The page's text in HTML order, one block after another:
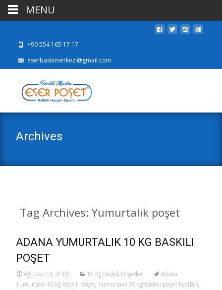
+90 554 165 17 17
eserbaskimerkezi@gmail.com
Archives
Tag Archives: Yumurtalık poşet
ADANA YUMURTALIK 10 KG BASKILI
POŞET
Ağustos 14, 2018 10 Kg Baskılı Poşetler
Adana
Yumurtalık 10 kg baskılı poşet, Yumurtalık 10 kg baskılı poşet fiyatları,
MENU